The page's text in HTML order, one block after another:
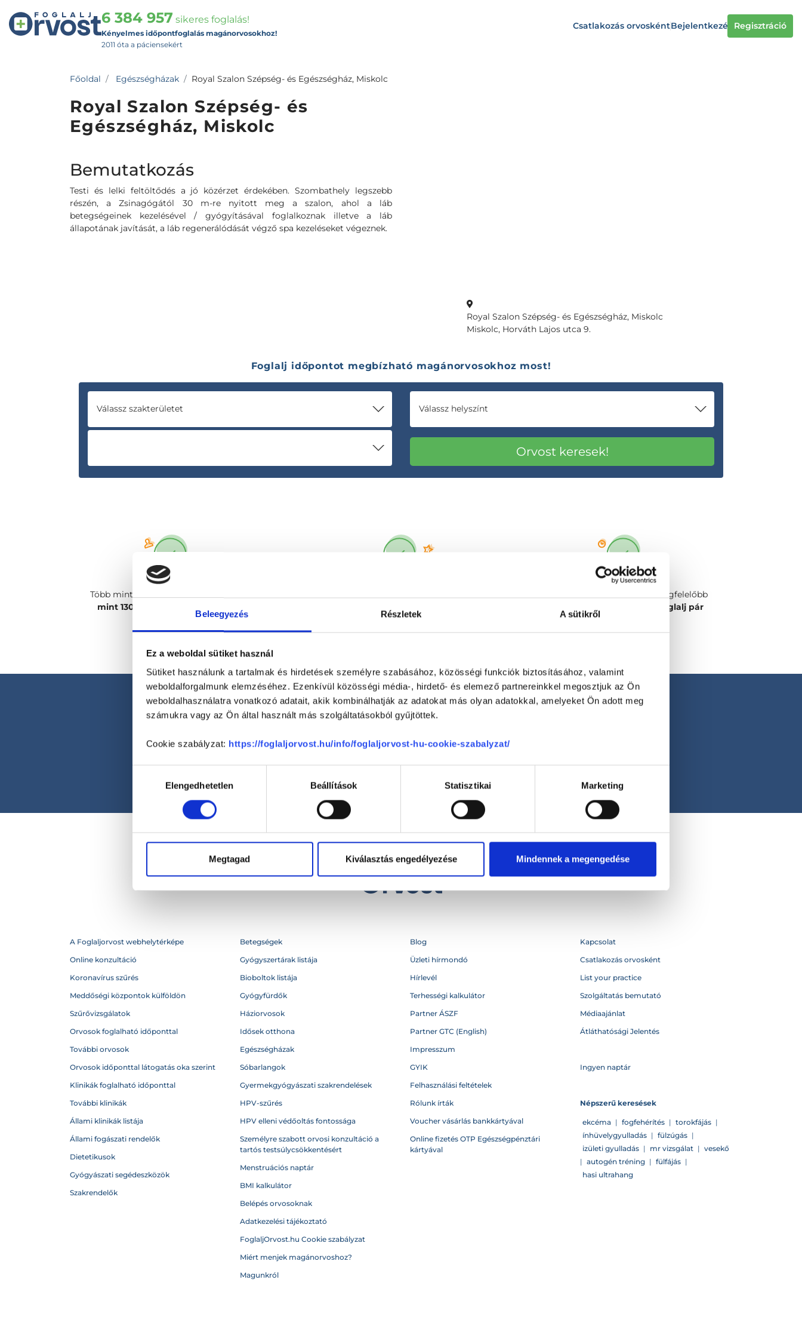
Beleegyezés Részletek A sütikről
Ez a weboldal sütiket használ
Sütiket használunk a tartalmak és hirdetések személyre szabásához, közösségi funkciók biztosításához, valamint
weboldalforgalmunk elemzéséhez. Ezenkívül közösségi média-, hirdető- és elemező partnereinkkel megosztjuk az Ön
weboldalhasználatra vonatkozó adatait, akik kombinálhatják az adatokat más olyan adatokkal, amelyeket Ön adott meg
számukra vagy az Ön által használt más szolgáltatásokból gyűjtöttek.
Cookie szabályzat: https://foglaljorvost.hu/info/foglaljorvost-hu-cookie-szabalyzat/
kiválasztásaElengedhetetlen Beállítások Statisztikai Marketing
Megtagad Kiválasztás engedélyezése Mindennek a megengedése
6 384 957 sikeres foglalás!
Kényelmes időpontfoglalás magánorvosokhoz!
2011 óta a páciensekért
Csatlakozás orvoskéntBejelentkezés Regisztráció
Főoldal Egészségházak Royal Szalon Szépség- és Egészségház, Miskolc
Royal Szalon Szépség- és
Egészségház, Miskolc
Bemutatkozás
Testi és lelki feltöltődés a jó közérzet érdekében. Szombathely legszebb
részén, a Zsinagógától 30 m-re nyitott meg a szalon, ahol a láb
betegségeinek kezelésével / gyógyításával foglalkoznak illetve a láb
állapotának javítását, a láb regenerálódását végző spa kezeléseket végeznek.
Royal Szalon Szépség- és Egészségház, Miskolc
Miskolc, Horváth Lajos utca 9.
Foglalj időpontot megbízható magánorvosokhoz most!
Válassz szakterületet Válassz helyszínt
Több mint
mint 130 szakterületen
Válaszd ki a számodra legmegfelelőbb
foglalj pár
Telefon
(H-P: 8:00-20:00)
A Foglaljorvost webhelytérképe
Online konzultáció
Koronavírus szűrés
Meddőségi központok külföldön
Szűrővizsgálatok
Orvosok foglalható időponttal
További orvosok
Orvosok időponttal látogatás oka szerint
Klinikák foglalható időponttal
További klinikák
Állami klinikák listája
Állami fogászati rendelők
Dietetikusok
Gyógyászati segédeszközök
Szakrendelők
Betegségek
Gyógyszertárak listája
Bioboltok listája
Gyógyfürdők
Háziorvosok
Idősek otthona
Egészségházak
Sóbarlangok
Gyermekgyógyászati szakrendelések
HPV-szűrés
HPV elleni védőoltás fontossága
Személyre szabott orvosi konzultáció a
tartós testsúlycsökkentésért
Menstruációs naptár
BMI kalkulátor
Belépés orvosoknak
Adatkezelési tájékoztató
FoglaljOrvost.hu Cookie szabályzat
Miért menjek magánorvoshoz?
Magunkról
Blog
Üzleti hírmondó
Hírlevél
Terhességi kalkulátor
Partner ÁSZF
Partner GTC (English)
Impresszum
GYIK
Felhasználási feltételek
Rólunk írták
Voucher vásárlás bankkártyával
Online fizetés OTP Egészségpénztári
kártyával
Kapcsolat
Csatlakozás orvosként
List your practice
Szolgáltatás bemutató
Médiaajánlat
Átláthatósági Jelentés
Ingyen naptár
Népszerű keresések
ekcéma | fogfehérítés | torokfájás |
ínhüvelygyulladás | fülzúgás |
izületi gyulladás | mr vizsgálat | vesekő
| autogén tréning | fülfájás |
hasi ultrahang